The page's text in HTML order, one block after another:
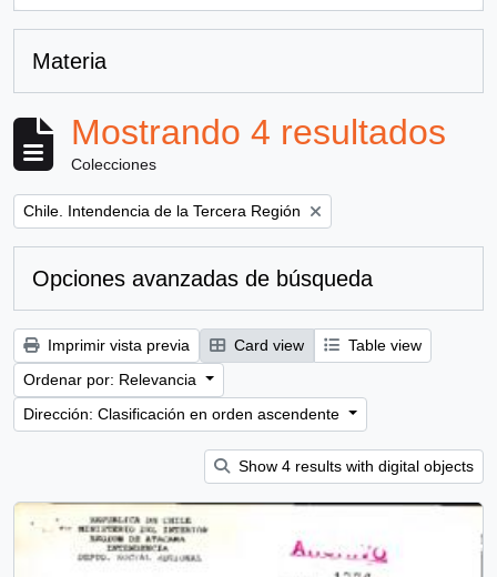
Materia
Mostrando 4 resultados
Colecciones
Remove filter:
Chile. Intendencia de la Tercera Región
Opciones avanzadas de búsqueda
Imprimir vista previa Card view
Table view
Ordenar por: Relevancia
Dirección: Clasificación en orden ascendente
Show 4 results with digital objects